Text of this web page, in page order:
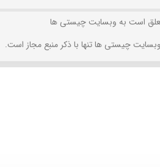
است به وبسایت چیستی ها
چیستی ها تنها با ذکر منبع مجاز است.